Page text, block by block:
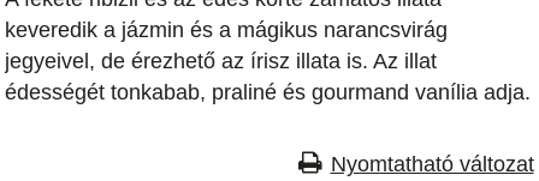
keveredik a jázmin és a mágikus narancsvirág
jegyeivel, de érezhető az írisz illata is. Az illat
édességét tonkabab, praliné és gourmand vanília adja.
Nyomtatható változat